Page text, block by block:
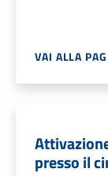
VAI ALLA
presso il